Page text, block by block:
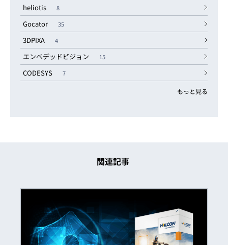
heliotis 8
Gocator 35
3DPIXA 4
エンベデッドビジョン 15
CODESYS 7
もっと見る
関連記事